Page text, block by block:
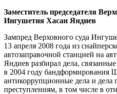
Заместитель председателя
Ингушетия Хасан Яндиев
Зампред Верховного суда
13 апреля 2008 года из
автозаправочной станцией на
Яндиев разбирал дела,
в 2004 году бандформирования
антикоррупционные дела и дела
преступлениям, в том числе в